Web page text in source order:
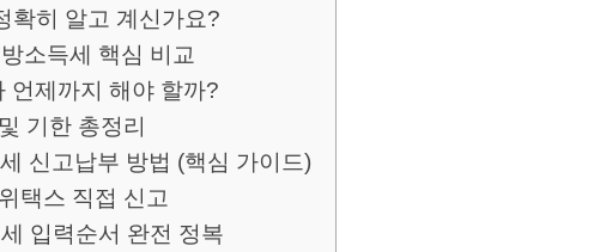
확히 알고 계신가요?
소득세 핵심 비교
언제까지 해야 할까?
기한 총정리
신고납부 방법 (핵심 가이드)
택스 직접 신고
입력순서 완전 정복